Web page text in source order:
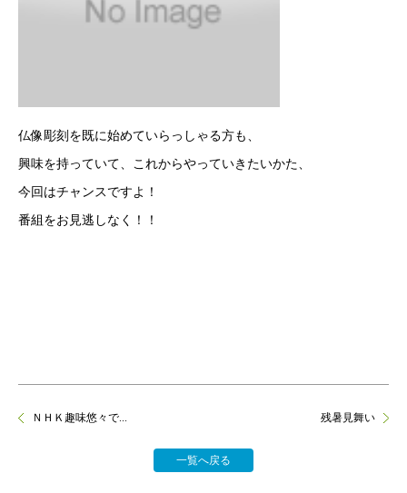
仏像彫刻を既に始めていらっしゃる方も、
興味を持っていて、これからやっていきたいかた、
今回はチャンスですよ！
番組をお見逃しなく！！
ＮＨＫ趣味悠々で...
一覧へ戻る
残暑見舞い